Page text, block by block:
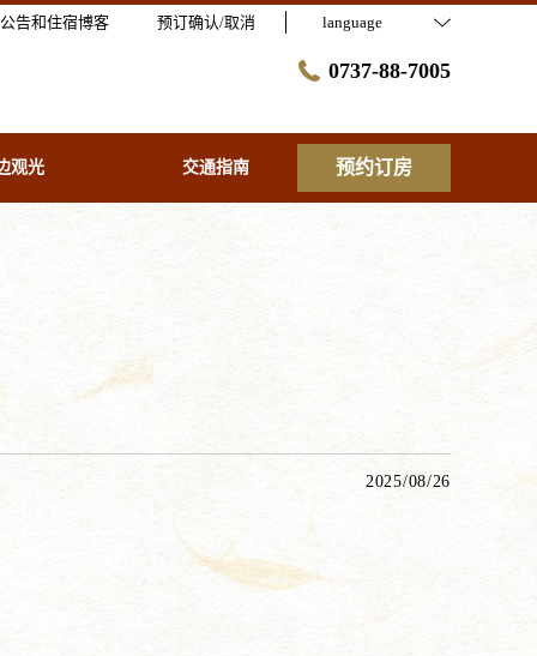
公告和住宿博客 预订确认/取消 language
0737-88-7005
观光 交通指南 预约订房
2025/08/26